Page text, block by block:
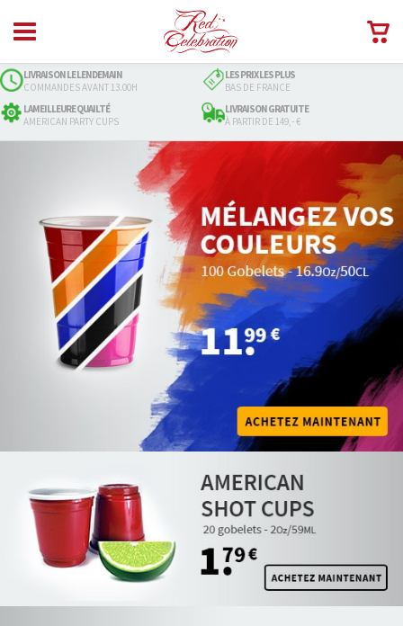
LIVRAISON LE LENDEMAIN
COMMANDES AVANT 13.00H
LES PRIX LES PLUS
BAS DE FRANCE
LAMEILLEURE QUAILTÉ
AMERICAN PARTY CUPS
LIVRAISON GRATUITE
À PARTIR DE 149,- €